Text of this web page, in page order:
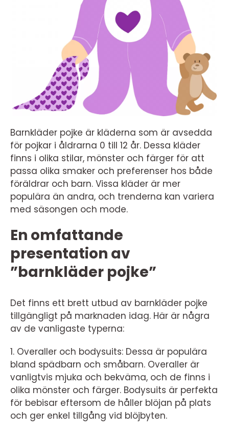
Barnkläder pojke är kläderna som är avsedda
för pojkar i åldrarna 0 till 12 år. Dessa kläder
finns i olika stilar, mönster och färger för att
passa olika smaker och preferenser hos både
föräldrar och barn. Vissa kläder är mer
populära än andra, och trenderna kan variera
med säsongen och mode.
En omfattande
presentation av
”barnkläder pojke”
Det finns ett brett utbud av barnkläder pojke
tillgängligt på marknaden idag. Här är några
av de vanligaste typerna:
1. Overaller och bodysuits: Dessa är populära
bland spädbarn och småbarn. Overaller är
vanligtvis mjuka och bekväma, och de finns i
olika mönster och färger. Bodysuits är perfekta
för bebisar eftersom de håller blöjan på plats
och ger enkel tillgång vid blöjbyten.